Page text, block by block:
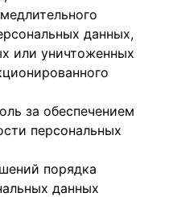
данных,
или уничтоженных
за обеспечением
персональных
порядка
данных